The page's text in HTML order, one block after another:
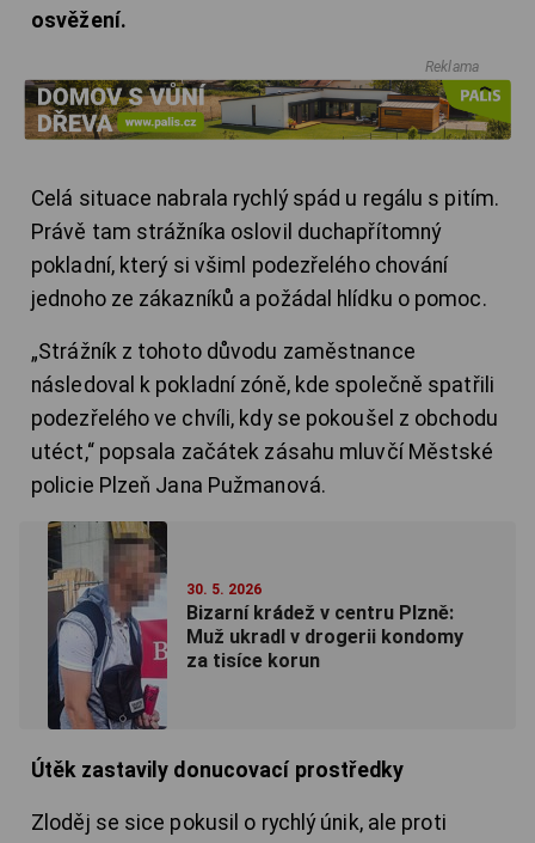
osvěžení.
Reklama
Celá situace nabrala rychlý spád u regálu s pitím.
Právě tam strážníka oslovil duchapřítomný
pokladní, který si všiml podezřelého chování
jednoho ze zákazníků a požádal hlídku o pomoc.
„Strážník z tohoto důvodu zaměstnance
následoval k pokladní zóně, kde společně spatřili
podezřelého ve chvíli, kdy se pokoušel z obchodu
utéct,“ popsala začátek zásahu mluvčí Městské
policie Plzeň Jana Pužmanová.
30. 5. 2026
Bizarní krádež v centru Plzně:
Muž ukradl v drogerii kondomy
za tisíce korun
Útěk zastavily donucovací prostředky
Zloděj se sice pokusil o rychlý únik, ale proti